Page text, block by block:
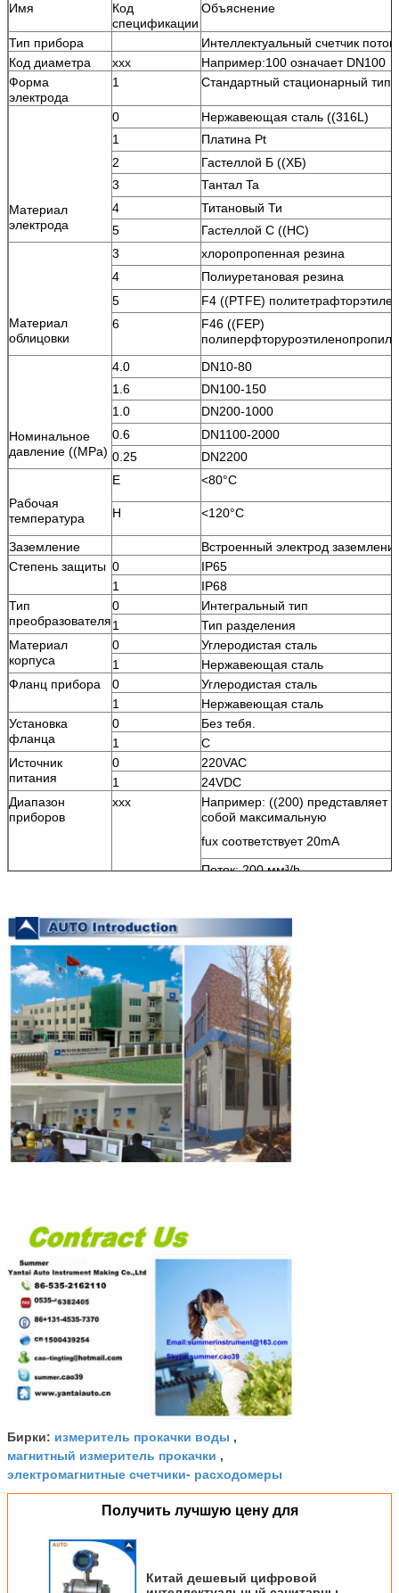
Имя
Код
спецификации
Объяснение
Тип прибора
Интеллектуальный счетчик
Код диаметра
xxx
Например:100 означает DN100
Форма
электрода
1 Стандартный стационарный тип
Материал
электрода
0
Нержавеющая сталь ((316L)
1
Платина Pt
2
Гастеллой Б ((ХБ)
3
Тантал Ta
4
Титановый Ти
5
Гастеллой C ((HC)
Материал
облицовки
3
хлоропропенная резина
4
Полиуретановая резина
5
F4 ((PTFE) политетрафторэтилен
6
F46 ((FEP)
Номинальное
давление ((MPa)
4.0
DN10-80
1.6
DN100-150
1.0
DN200-1000
0.6
DN1100-2000
0.25
DN2200
Рабочая
температура
Е <80°C
H <120°С
Заземление
Встроенный электрод
Степень защиты 0
IP65
1
IP68
Тип
преобразователя
0
Интегральный тип
1
Тип разделения
Материал
корпуса
0
Углеродистая сталь
1
Нержавеющая сталь
Фланц прибора
0
Углеродистая сталь
1
Нержавеющая сталь
Установка
фланца
0
Без тебя.
1
С
Источник
питания
0
220VAC
1
24VDC
Диапазон
приборов
xxx
Например: ((200) представляет
собой максимальную
fux соответствует 20mA
Поток: 200 мм³/h
Бирки: измеритель прокачки воды ,
магнитный измеритель прокачки ,
электромагнитные счетчики- расходомеры
Получить лучшую цену для
Китай дешевый цифровой